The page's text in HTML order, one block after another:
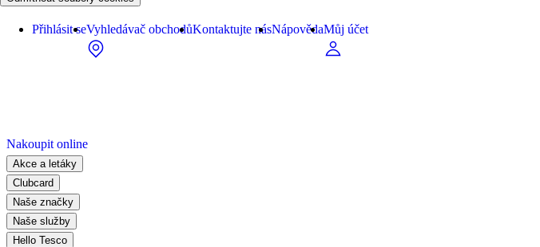
Přihlásit seVyhledávač obchodůKontaktujte násNápovědaMůj účet
Nakoupit online
Akce a letáky
Clubcard
Naše značky
Naše služby
Hello Tesco